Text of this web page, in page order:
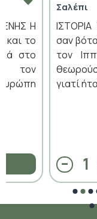
Η
και το
στο
τον
Σαλέπι
σαν
τον
γιατί